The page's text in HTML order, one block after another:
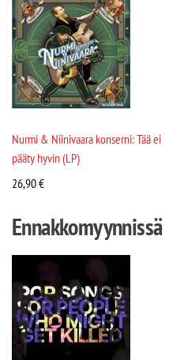
Nurmi & Niinivaara konserni: Tää ei
pääty hyvin (LP)
26,90€
Ennakkomyynnissä